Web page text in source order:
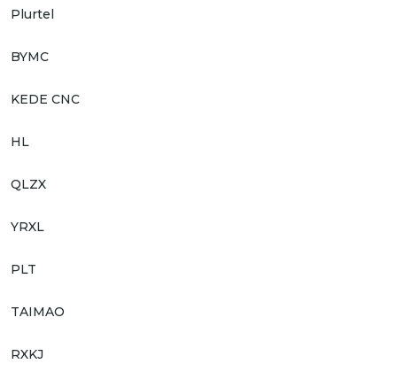
Plurtel
BYMC
KEDE CNC
HL
QLZX
YRXL
PLT
TAIMAO
RXKJ